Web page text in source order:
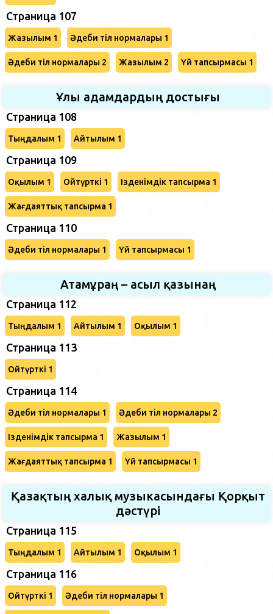
Страница 107
Жазылым 1 Әдеби тіл нормалары 1
Әдеби тіл нормалары 2 Жазылым 2 Үй тапсырмасы 1
Ұлы адамдардың достығы
Страница 108
Тыңдалым 1 Айтылым 1
Страница 109
Оқылым 1 Ойтүрткі 1 Ізденімдік тапсырма 1
Жағдаяттық тапсырма 1
Страница 110
Әдеби тіл нормалары 1 Үй тапсырмасы 1
Атамұраң – асыл қазынаң
Страница 112
Тыңдалым 1 Айтылым 1 Оқылым 1
Страница 113
Ойтүрткі 1
Страница 114
Әдеби тіл нормалары 1 Әдеби тіл нормалары 2
Ізденімдік тапсырма 1 Жазылым 1
Жағдаяттық тапсырма 1 Үй тапсырмасы 1
Қазақтың халық музыкасындағы Қорқыт
дәстүрі
Страница 115
Тыңдалым 1 Айтылым 1 Оқылым 1
Страница 116
Ойтүрткі 1 Әдеби тіл нормалары 1